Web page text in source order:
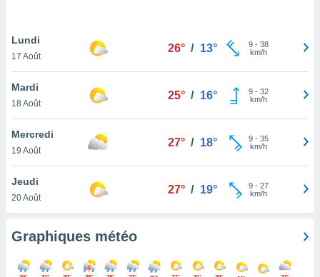
de
à
notre
cas,
la
et que
Lundi
17 Août
26° / 13° 9- 38
km/h
Mardi
18 Août
25° / 16° 9- 32
km/h
Mercredi
19 Août
27° / 18° 9- 35
km/h
Jeudi
20 Août
27° / 19° 9- 27
km/h
Graphiques météo